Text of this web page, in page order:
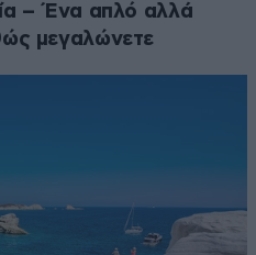
– Ένα απλό αλλά
μεγαλώνετε